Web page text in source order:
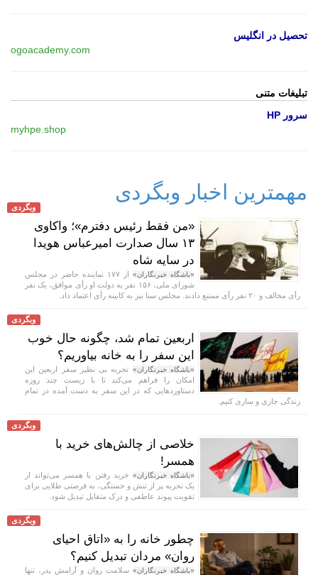
تحصیل در انگلیس
ogoacademy.com
تبلیغات متنی
سرور HP
myhpe.shop
مهمترین اخبار وبگردی
وبگردی
«من فقط رئیس دفترم»؛ واکاوی
۱۳ سال صدارت امیرعباس هویدا
در سایه شاه
«باشگاه خبرنگاران»
از ۱۷۷ نماینده حاضر در مجلس
شورای ملی، ۱۵۶ نفر به دولت او رأی موافق، یک نفر
رأی مخالف و ۲۰ نفر رأی ممتنع دادند. مجلس سنا نیز به کابینه رأی اعتماد داد.
وبگردی
اربعین تمام شد، چگونه حال خوب
این سفر را به خانه بیاوریم؟
«باشگاه خبرنگاران» تجربه بی نظیر سفر اربعین این
امکان را فراهم می‌کند تا با زیست چند روزه
دستاورد‌هایی که در این سفر به دست آمده در تمام
زندگی جاری و ساری کنیم.
وبگردی
خلاصی از چالش‌های خرید با
همسر!
«باشگاه خبرنگاران» خرید رفتن با همسر می‌تواند از
یک تجربه پر از تنش و خستگی، به فرصتی طلایی برای
تقویت پیوند عاطفی و درک متقابل تبدیل شود.
وبگردی
چطور خانه را به «اتاق احیای
روان» مردان تبدیل کنیم؟
«باشگاه خبرنگاران» سلامت روان و آرامش پدر، تنها